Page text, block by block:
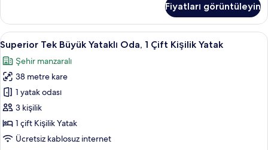
tüm
fotoğrafları
görün
Kişilik
Yatak,
Bahçe
Manzaralı
hakkında
daha
fazla
detay
Fiyatları görüntüleyin
Superior
Tek
Büyük
Yataklı
Oda,
1
Çift
Kişilik
Odada kasa, masa, dizüstü bilgisayar
15
Superior Tek Büyük Yataklı Oda, 1 Çift Kişilik Yatak
Şehir manzaralı
38 metre kare
1 yatak odası
3 kişilik
1 çift Kişilik Yatak
Ücretsiz kablosuz internet